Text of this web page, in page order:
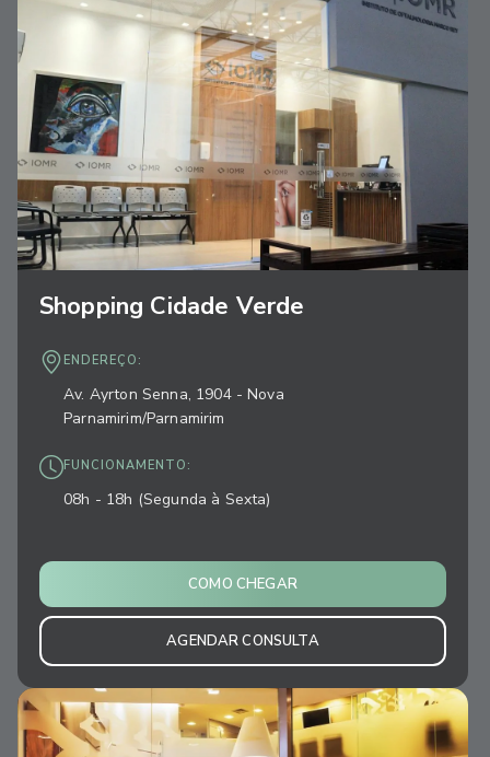
Shopping Cidade Verde
ENDEREÇO:
Av. Ayrton Senna, 1904 - Nova
Parnamirim/Parnamirim
FUNCIONAMENTO:
08h - 18h (Segunda à Sexta)
COMO CHEGAR
AGENDAR CONSULTA